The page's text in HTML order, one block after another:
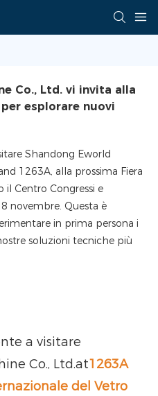
Co., Ltd. vi invita alla
esplorare nuovi
Shandong Eworld
1263A, alla prossima Fiera
il Centro Congressi e
novembre. Questa è
in prima persona i
soluzioni tecniche più
a visitare
Co., Ltd.at1263A
del Vetro